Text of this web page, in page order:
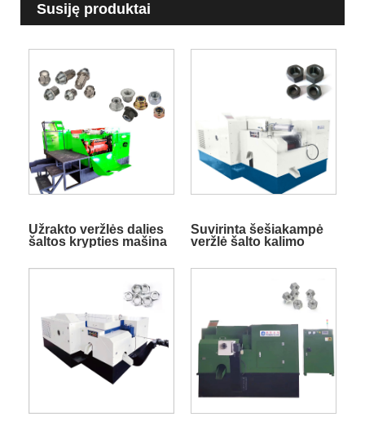
Susiję produktai
Užrakto veržlės dalies
šaltos krypties mašina
Suvirinta šešiakampė
veržlė šalto kalimo